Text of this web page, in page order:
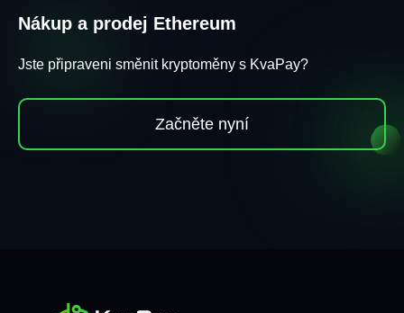
Nákup a prodej Ethereum
Jste připraveni směnit kryptoměny s KvaPay?
Začněte nyní